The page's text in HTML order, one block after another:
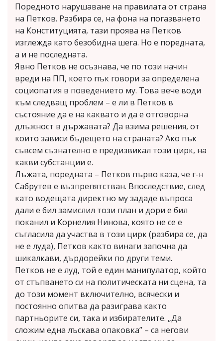
Поредното нарушаване на правилата от страна
на Петков. Разбира се, на фона на погазването
на Конституцията, тази проява на Петков
изглежда като безобидна шега. Но е поредната,
а и не последната.
Явно Петков не осъзнава, че по този начин
вреди на ПП, което пък говори за определена
социопатия в поведението му. Това вече води
към следващ проблем – е ли в Петков в
състояние да е на каквато и да е отговорна
длъжност в държавата? Да взима решения, от
които зависи бъдещето на страната? Ако пък
съвсем съзнателно е предизвикал този цирк, на
какви субстанции е.
Лъжата, поредната – Петков първо каза, че г-н
Сабрутев е възпрепятстван. Впоследствие, след
като водещата директно му зададе въпроса
дали е бил замислил този план и дори е бил
поканил и Корнелия Нинова, която не се е
съгласила да участва в този цирк (разбира се, да
не е луда), Петков както винаги започна да
шикалкави, дърдорейки по други теми.
Петков не е луд, той е един манипулатор, който
от стъпването си на политическата ни сцена, та
до този момент включително, всячески и
постоянно опитва да разиграва както
партньорите си, така и избирателите. „Да
сложим една лъскава опаковка” – са негови